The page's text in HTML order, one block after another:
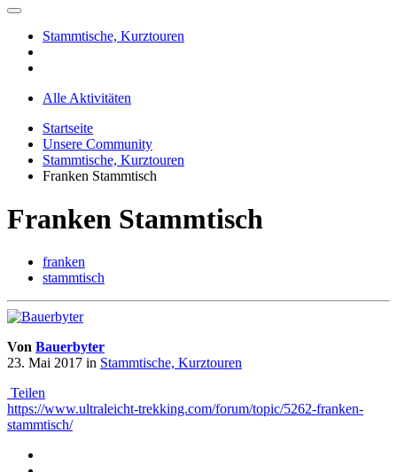
Stammtische, Kurztouren
Alle Aktivitäten
Startseite
Unsere Community
Stammtische, Kurztouren
Franken Stammtisch
Franken Stammtisch
franken
stammtisch
Von Bauerbyter
23. Mai 2017 in Stammtische, Kurztouren
Teilen
https://www.ultraleicht-trekking.com/forum/topic/5262-franken-
stammtisch/